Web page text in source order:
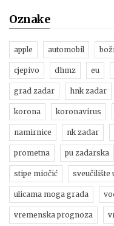
Oznake
apple automobil
cjepivo dhmz eu
grad zadar hnk zadar
korona koronavirus
namirnice nk zadar
prometna pu zadarska
stipe miočić sveučilište
ulicama moga grada
vremenska prognoza